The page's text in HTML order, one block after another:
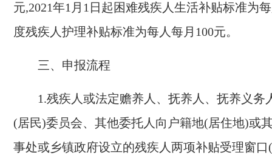
元,2021年1 月 1 日起困难残疾人生活补贴标准为
度残疾人护理补贴标准为每人每月 100元。
三、申报流程
1.残疾人或法定赡养人、抚养人、抚养义务
(居民)委员会、其他委托人向户籍地(居住地)或
事处或乡镇政府设立的残疾人两项补贴受理窗口(